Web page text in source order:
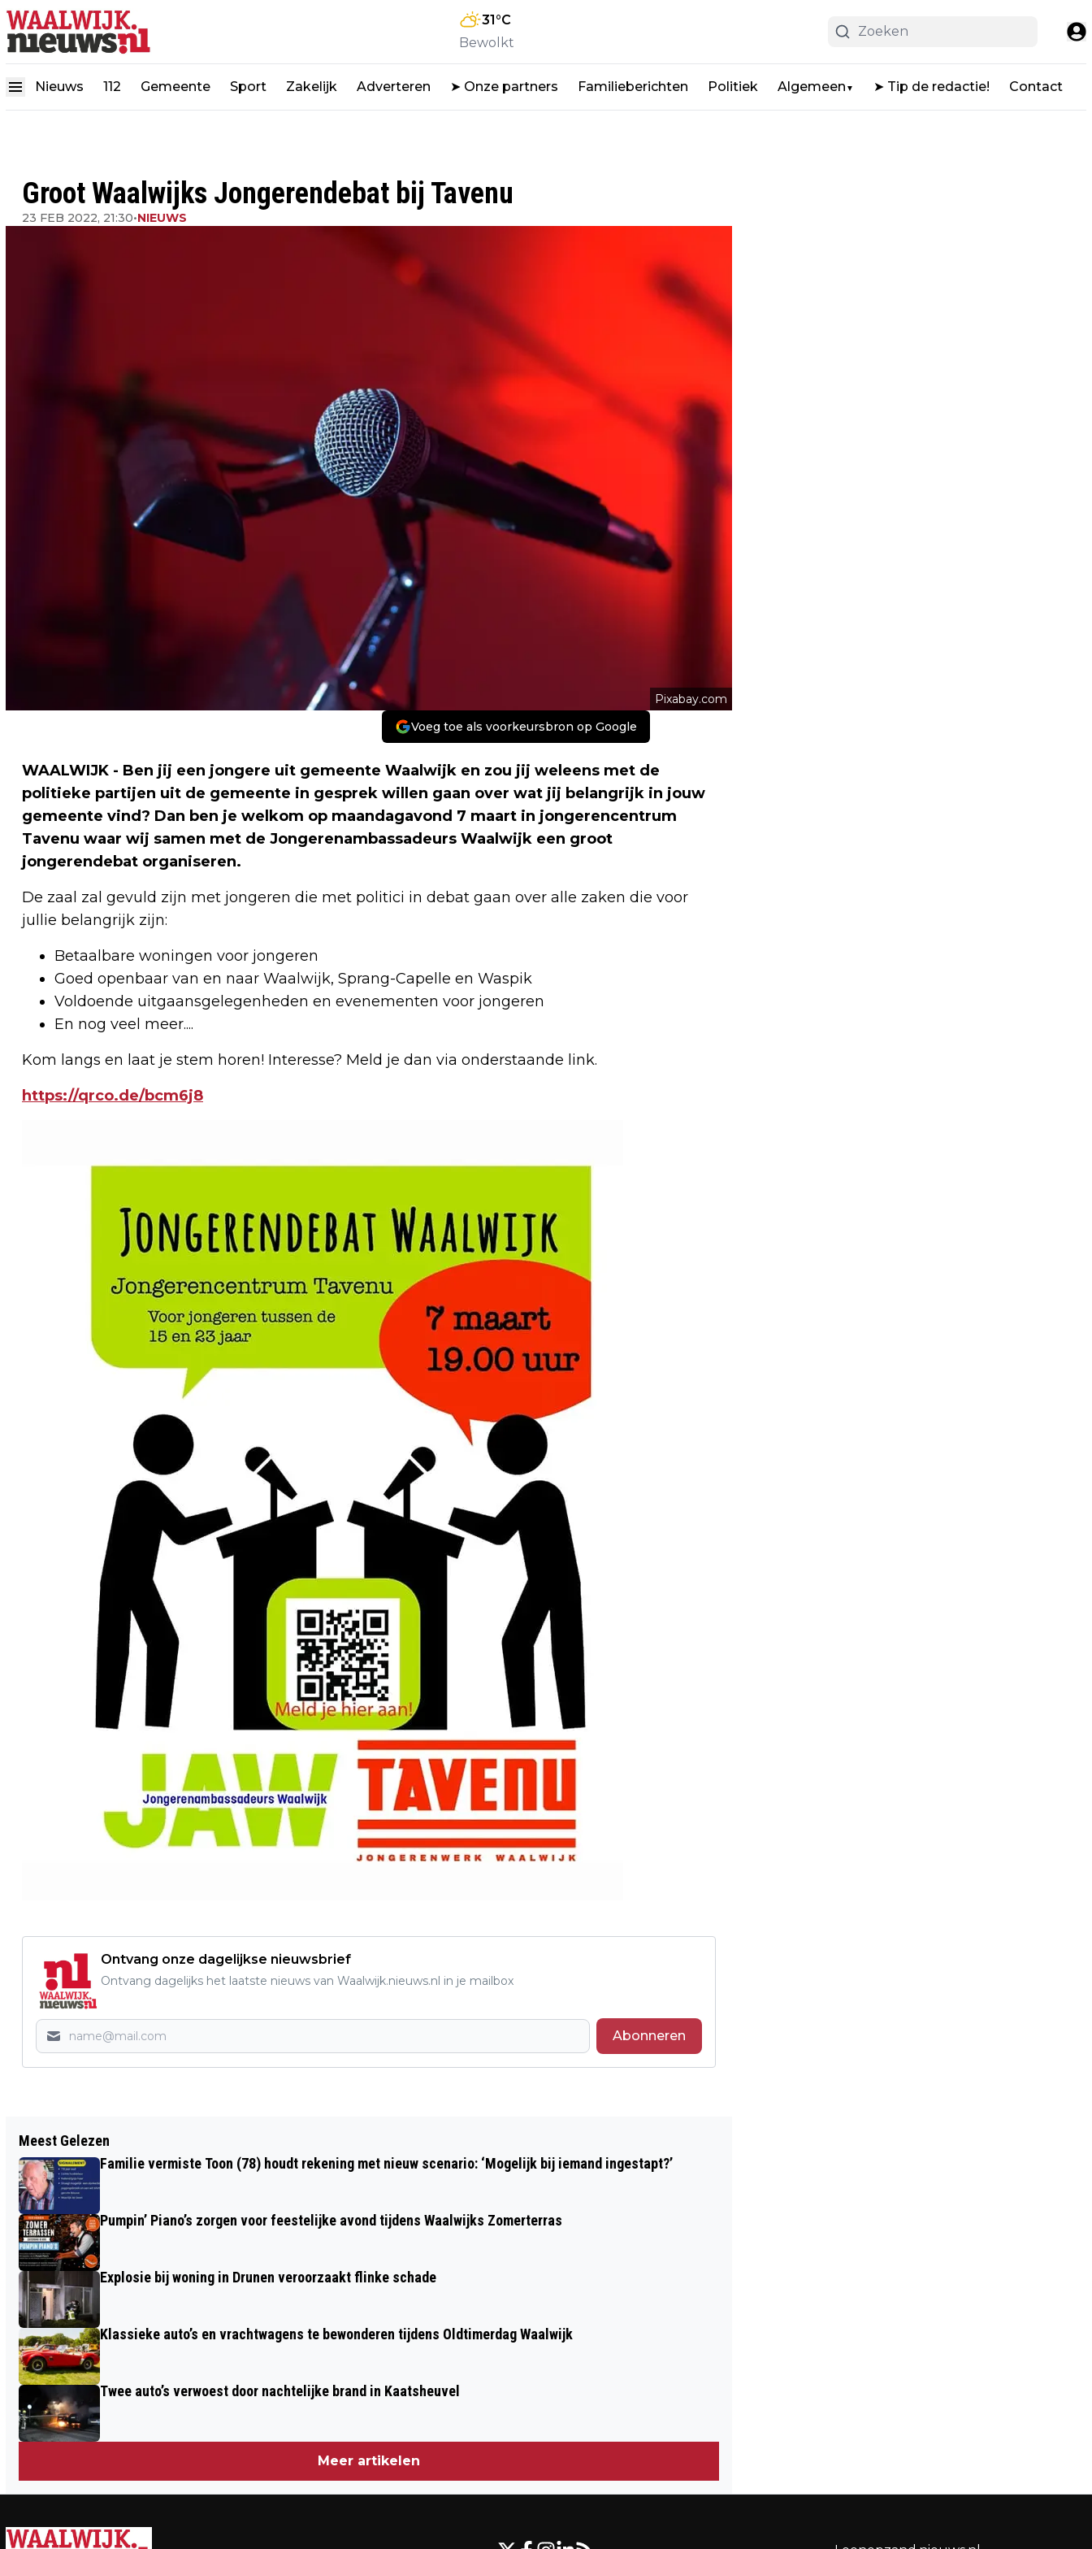
31°C
Bewolkt
Nieuws 112 Gemeente Sport Zakelijk Adverteren ➤ Onze partners Familieberichten Politiek Algemeen ▼ ➤ Tip de redactie! Contact
Groot Waalwijks Jongerendebat bij Tavenu
23 FEB 2022, 21:30•NIEUWS
Pixabay.com
Voeg toe als voorkeursbron op Google
WAALWIJK - Ben jij een jongere uit gemeente Waalwijk en zou jij weleens met de
politieke partijen uit de gemeente in gesprek willen gaan over wat jij belangrijk in jouw
gemeente vind? Dan ben je welkom op maandagavond 7 maart in jongerencentrum
Tavenu waar wij samen met de Jongerenambassadeurs Waalwijk een groot
jongerendebat organiseren.
De zaal zal gevuld zijn met jongeren die met politici in debat gaan over alle zaken die voor
jullie belangrijk zijn:
Betaalbare woningen voor jongeren
Goed openbaar van en naar Waalwijk, Sprang-Capelle en Waspik
Voldoende uitgaansgelegenheden en evenementen voor jongeren
En nog veel meer....
Kom langs en laat je stem horen! Interesse? Meld je dan via onderstaande link.
https://qrco.de/bcm6j8
Ontvang onze dagelijkse nieuwsbrief
Ontvang dagelijks het laatste nieuws van Waalwijk.nieuws.nl in je mailbox
Abonneren
NVWA ONDERZOEKT
VERSTIKKINGSGEVAAR PAPIEREN
RIETJES
UITERWAARDEN IN DE BERGSCHE MAAS
Meest Gelezen
Familie vermiste Toon (78) houdt rekening met nieuw scenario: ‘Mogelijk bij iemand ingestapt?’
Pumpin’ Piano’s zorgen voor feestelijke avond tijdens Waalwijks Zomerterras
Explosie bij woning in Drunen veroorzaakt flinke schade
Klassieke auto’s en vrachtwagens te bewonderen tijdens Oldtimerdag Waalwijk
Twee auto’s verwoest door nachtelijke brand in Kaatsheuvel
Meer artikelen